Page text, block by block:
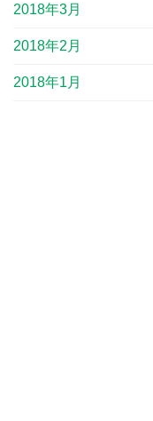
2018年3月
2018年2月
2018年1月